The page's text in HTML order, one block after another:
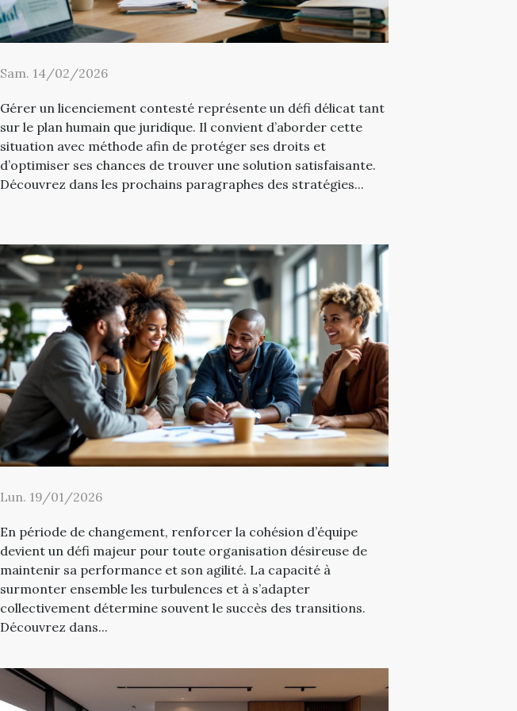
Sam. 14/02/2026
Gérer un licenciement contesté représente un défi délicat tant
sur le plan humain que juridique. Il convient d’aborder cette
situation avec méthode afin de protéger ses droits et
d’optimiser ses chances de trouver une solution satisfaisante.
Découvrez dans les prochains paragraphes des stratégies...
Lun. 19/01/2026
En période de changement, renforcer la cohésion d’équipe
devient un défi majeur pour toute organisation désireuse de
maintenir sa performance et son agilité. La capacité à
surmonter ensemble les turbulences et à s’adapter
collectivement détermine souvent le succès des transitions.
Découvrez dans...